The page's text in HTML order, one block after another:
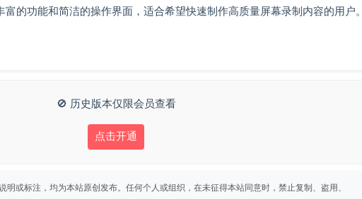
富的功能和简洁的操作界面，适合希望快速制作高质量屏幕录制内容的用户。
🚫 历史版本仅限会员查看
点击开通
明或标注，均为本站原创发布。任何个人或组织，在未征得本站同意时，禁止复制、盗用、